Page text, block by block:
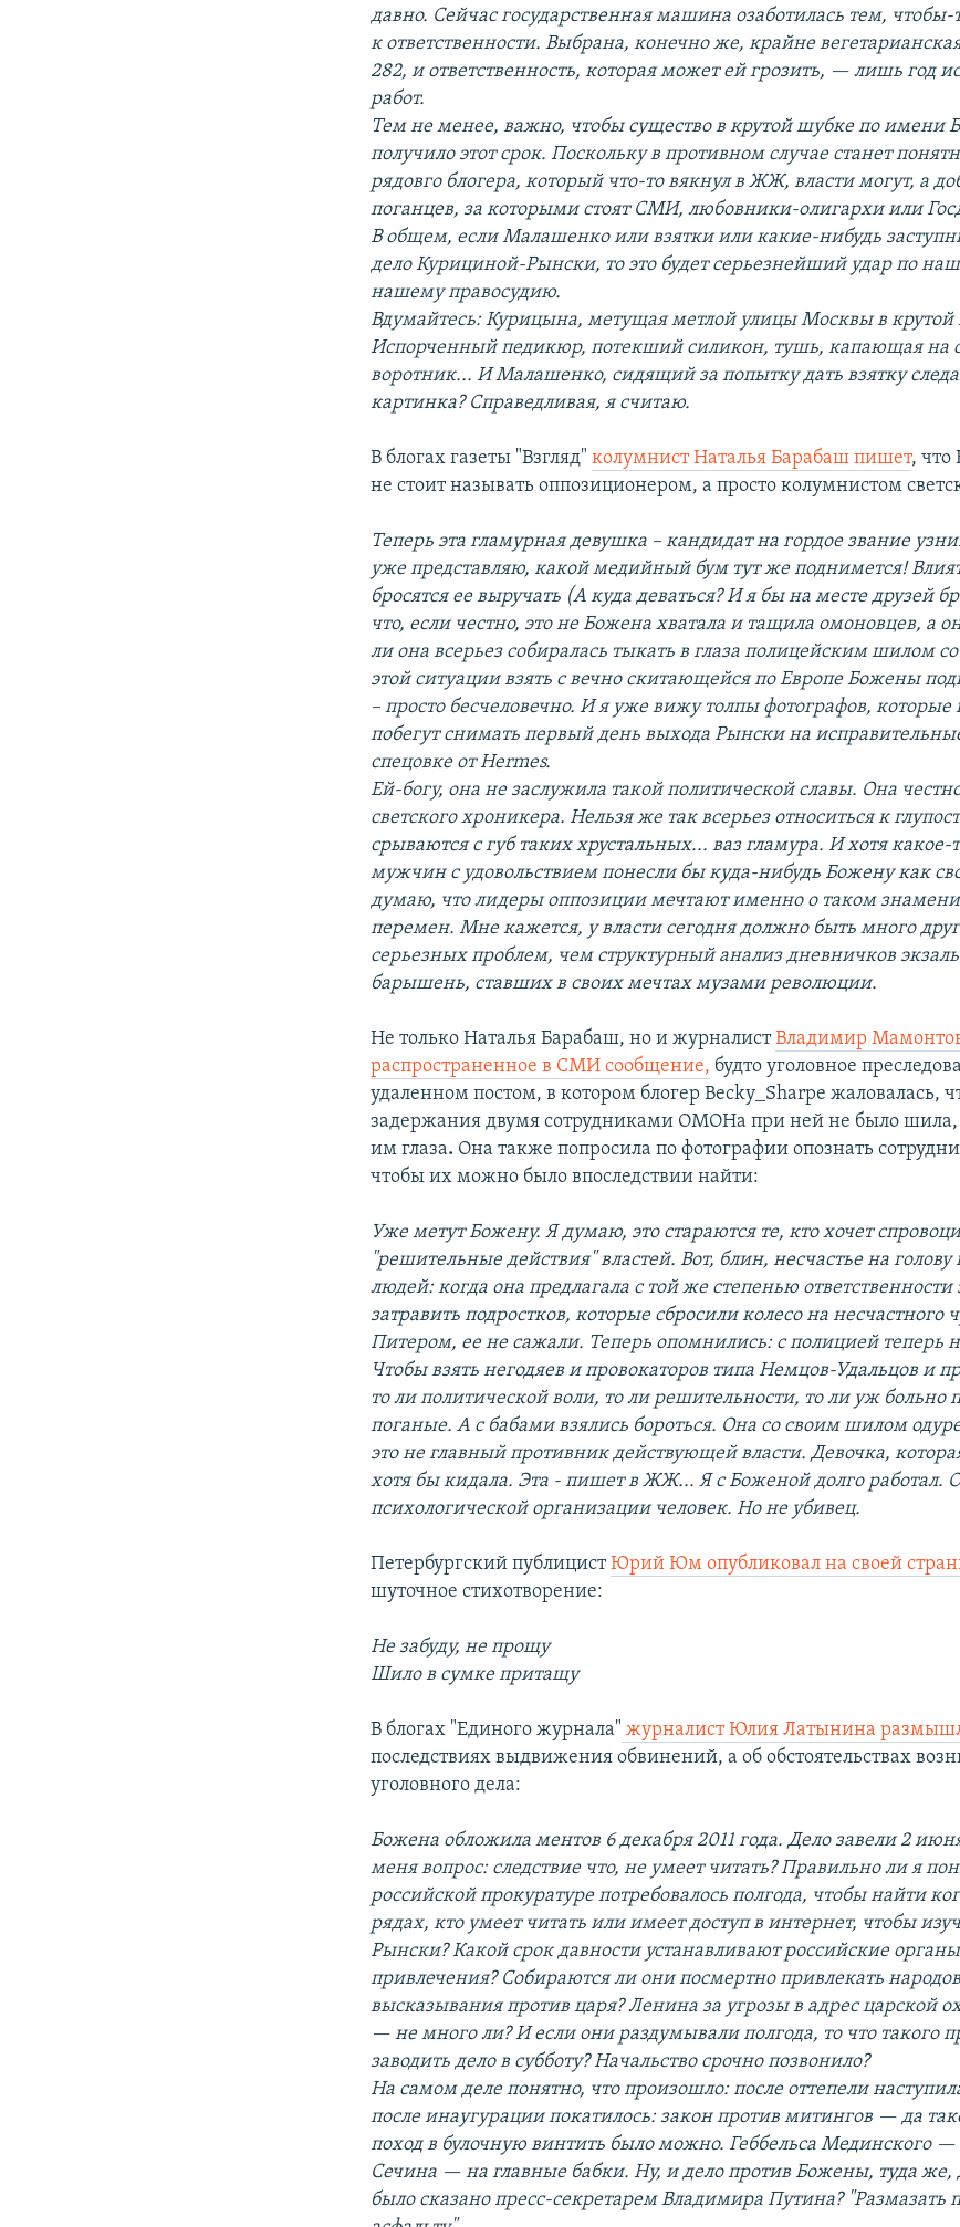
давно. Сейчас государственная машина озаботилась тем, чтобы-
к ответственности. Выбрана, конечно же, крайне вегетарианская
282, и ответственность, которая может ей грозить, — лишь год
работ.
Тем не менее, важно, чтобы существо в крутой шубке по имени
получило этот срок. Поскольку в противном случае станет
рядовго блогера, который что-то вякнул в ЖЖ, власти могут, а
поганцев, за которыми стоят СМИ, любовники-олигархи или
В общем, если Малашенко или взятки или какие-нибудь
дело Курициной-Рынски, то это будет серьезнейший удар по
нашему правосудию.
Вдумайтесь: Курицына, метущая метлой улицы Москвы в
Испорченный педикюр, потекший силикон, тушь, капающая на
воротник... И Малашенко, сидящий за попытку дать взятку
картинка? Справедливая, я считаю.
В блогах газеты "Взгляд"колумнист Наталья Барабаш пишет, что
не стоит называть оппозиционером, а просто колумнистом
Теперь эта гламурная девушка – кандидат на гордое звание
уже представляю, какой медийный бум тут же поднимется!
бросятся ее выручать (А куда деваться? И я бы на месте друзей
что, если честно, это не Божена хватала и тащила омоновцев, а
ли она всерьез собиралась тыкать в глаза полицейским шилом
этой ситуациивзять с вечно скитающейся по Европе Божены
– просто бесчеловечно. И я уже вижу толпы фотографов, которые
побегут снимать первый день выхода Рынски на
спецовке отHermes.
Ей-богу, она не заслужила такой политической славы. Она
светского хроникера. Нельзя же так всерьез относиться к
срываются с губ таких хрустальных... ваз гламура. И хотя какое-
мужчин с удовольствием понесли бы куда-нибудь Божену как
думаю, что лидеры оппозиции мечтают именно о таком
перемен. Мне кажется, у власти сегодня должно быть много
серьезных проблем, чем структурный анализ дневничков
барышень, ставших в своих мечтах музами революции.
Не только Наталья Барабаш, но и журналистВладимир
распространенное в СМИ сообщение, будто уголовное
удаленном постом, в котором блогер Becky_Sharpe жаловалась,
задержания двумя сотрудниками ОМОНа при ней не было шила,
им глаза. Она также попросила по фотографии опознать
чтобы их можно было впоследствии найти:
Уже метут Божену. Я думаю, это стараются те, кто хочет
"решительные действия" властей. Вот, блин, несчастье на
людей: когда она предлагала с той же степенью ответственности
затравить подростков, которые сбросили колесо на несчастного
Питером, ее не сажали. Теперь опомнились: с полицией теперь
Чтобы взять негодяев и провокаторов типа Немцов-Удальцов и
то ли политической воли, то ли решительности, то ли уж больно
поганые. А с бабами взялись бороться. Она со своим шилом
это не главный противник действующей власти. Девочка,
хотя бы кидала. Эта - пишет в ЖЖ... Я с Боженой долго работал.
психологической организации человек. Но не убивец.
Петербургский публицистЮрий Юм опубликовал на своей
шуточное стихотворение:
Не забуду, не прощу
Шило в сумке притащу
В блогах "Единого журнала" журналист Юлия Латынина
последствиях выдвижения обвинений, а об обстоятельствах
уголовного дела:
Божена обложила ментов 6 декабря 2011 года. Дело завели 2
меня вопрос: следствие что, не умеет читать? Правильно ли я
российской прокуратуре потребовалось полгода, чтобы найти
рядах, кто умеет читать или имеет доступ в интернет, чтобы
Рынски? Какой срок давности устанавливают российские
привлечения? Собираются ли они посмертно привлекать
высказывания против царя? Ленина за угрозы в адрес царской
— не много ли? И если они раздумывали полгода, то что такого
заводить дело в субботу? Начальство срочно позвонило?
На самом деле понятно, что произошло: после оттепели
после инаугурации покатилось: закон против митингов — да
поход в булочную винтить было можно. Геббельса Мединского —
Сечина — на главные бабки. Ну, и дело против Божены, туда же,
было сказано пресс-секретарем Владимира Путина? "Размазать